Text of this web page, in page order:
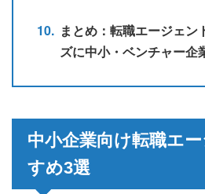
まとめ：転職エージェン
ズに中小・ベンチャー企
中小企業向け転職エ
すめ3選